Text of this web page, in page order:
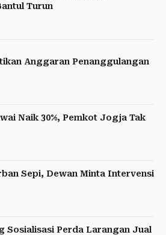
Turun
Anggaran Penanggulangan
Naik 30%, Pemkot Jogja Tak
Sepi, Dewan Minta Intervensi
Sosialisasi Perda Larangan Jual